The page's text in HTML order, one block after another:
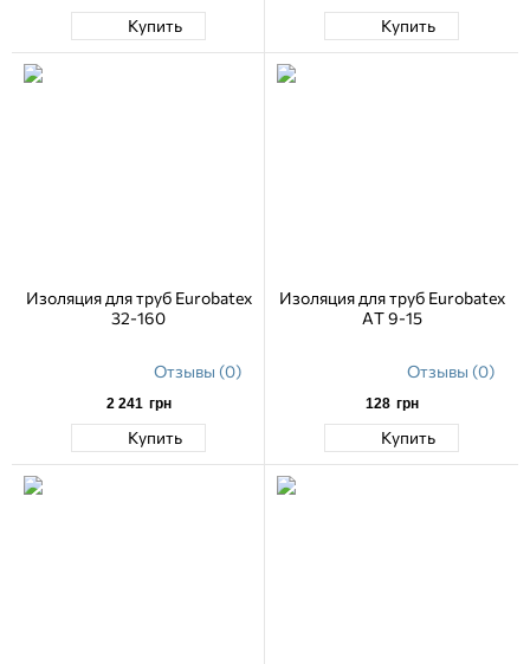
Купить Купить
Изоляция для труб Eurobatex
32-160
Отзывы (0)
2 241 грн
Купить
Изоляция для труб Eurobatex
AT 9-15
Отзывы (0)
128 грн
Купить